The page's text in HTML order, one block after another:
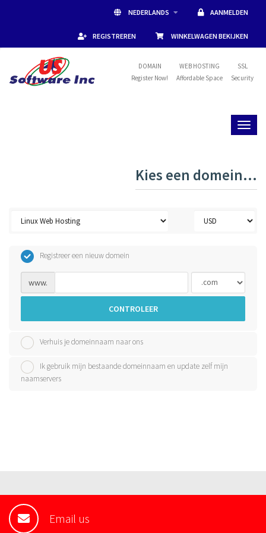
NEDERLANDS AANMELDEN
REGISTREREN WINKELWAGEN BEKIJKEN
DOMAIN
Register Now!
WEB HOSTING
Affordable Space
SSL
Security
Kies een domein...
Registreer een nieuw domein
www.
CONTROLEER
Verhuis je domeinnaam naar ons
Ik gebruik mijn bestaande domeinnaam en update zelf mijn
naamservers
Email us